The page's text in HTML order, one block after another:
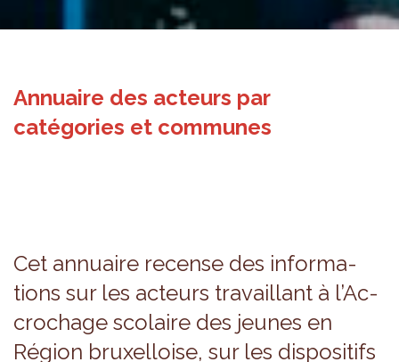
Annuaire des acteurs par
catégories et communes
Cet annuaire recense des infor­ma­
tions sur les acteurs tra­vaillant à l’Ac­
cro­chage sco­laire des jeunes en
Région bruxel­loise, sur les dis­po­si­tifs